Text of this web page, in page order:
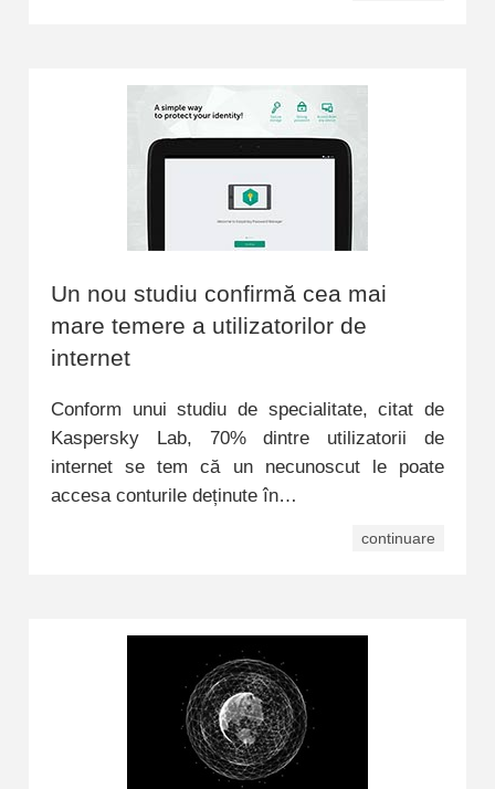
Un nou studiu confirmă cea mai
mare temere a utilizatorilor de
internet
Conform unui studiu de specialitate, citat de
Kaspersky Lab, 70% dintre utilizatorii de
internet se tem că un necunoscut le poate
accesa conturile deținute în…
continuare